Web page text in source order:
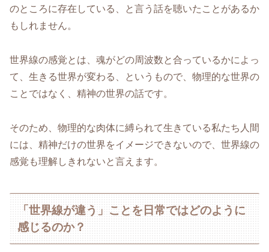
のところに存在している、と言う話を聴いたことがあるか
もしれません。
世界線の感覚とは、魂がどの周波数と合っているかによっ
て、生きる世界が変わる、というもので、物理的な世界の
ことではなく、精神の世界の話です。
そのため、物理的な肉体に縛られて生きている私たち人間
には、精神だけの世界をイメージできないので、世界線の
感覚も理解しきれないと言えます。
「世界線が違う」ことを日常ではどのように
感じるのか？